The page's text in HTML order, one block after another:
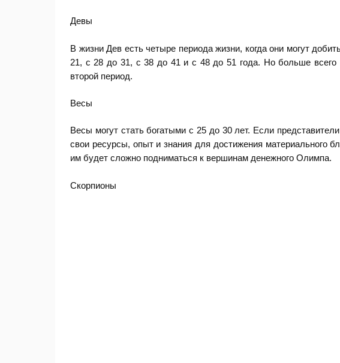
Девы
В жизни Дев есть четыре периода жизни, когда они могут
21, с 28 до 31, с 38 до 41 и с 48 до 51 года. Но больше всего
второй период.
Весы
Весы могут стать богатыми с 25 до 30 лет. Если
свои ресурсы, опыт и знания для достижения материального
им будет сложно подниматься к вершинам денежного Олимпа.
Скорпионы